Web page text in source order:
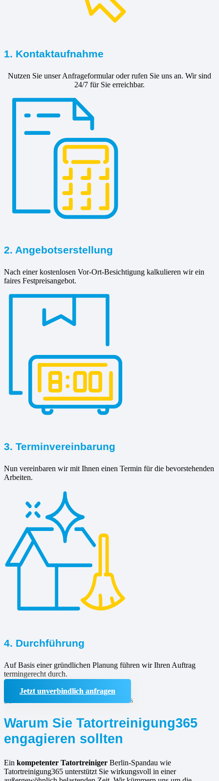
1. Kontaktaufnahme
Nutzen Sie unser Anfrageformular oder rufen Sie uns an. Wir sind
24/7 für Sie erreichbar.
2. Angebotserstellung
Nach einer kostenlosen Vor-Ort-Besichtigung kalkulieren wir ein
faires Festpreisangebot.
3. Terminvereinbarung
Nun vereinbaren wir mit Ihnen einen Termin für die bevorstehenden
Arbeiten.
4. Durchführung
Auf Basis einer gründlichen Planung führen wir Ihren Auftrag
termingerecht durch.
Jetzt unverbindlich anfragen
Warum Sie Tatortreinigung365
engagieren sollten
Ein kompetenter Tatortreiniger Berlin-Spandau wie
Tatortreinigung365 unterstützt Sie wirkungsvoll in einer